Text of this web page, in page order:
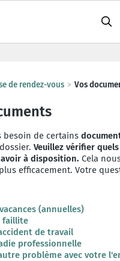
de rendez-vous Vos
besoin de certains
Veuillez vérifier
à disposition. Cela
efficacement. Votre
(annuelles)
faillite
de travail
professionnelle
problème avec votre